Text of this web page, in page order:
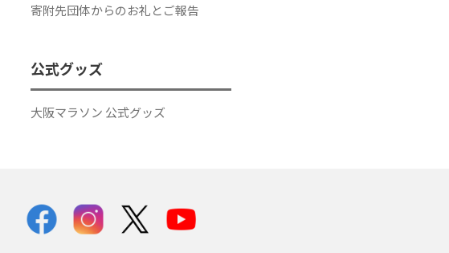
寄附先団体からのお礼とご報告
公式グッズ
大阪マラソン 公式グッズ